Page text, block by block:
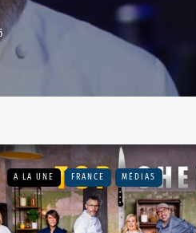
A LA UNE FRANCE MÉDIAS